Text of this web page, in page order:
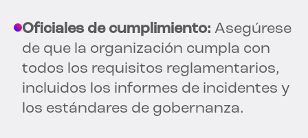
Oficiales de cumplimiento: Asegúrese
de que la organización cumpla con
todos los requisitos reglamentarios,
incluidos los informes de incidentes y
los estándares de gobernanza.